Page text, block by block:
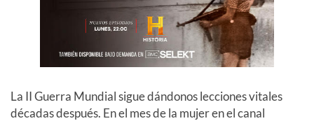
La II Guerra Mundial sigue dándonos lecciones vitales
décadas después. En el mes de la mujer en el canal